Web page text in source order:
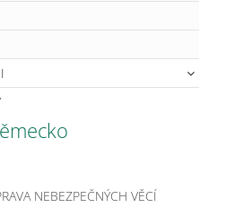
NEBEZPEČNÝCH VĚCÍ